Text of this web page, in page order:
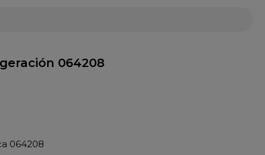
064208
064208